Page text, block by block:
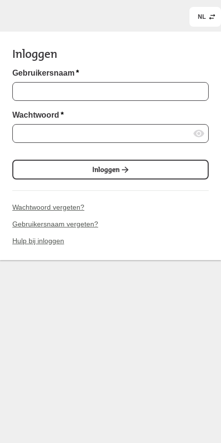
NL
Inloggen
Gebruikersnaam*
Wachtwoord *
Inloggen
Wachtwoord vergeten?
Gebruikersnaam vergeten?
Hulp bij inloggen